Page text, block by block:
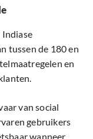
tussen de 180 en
en
van social
gebruikers
wanneer